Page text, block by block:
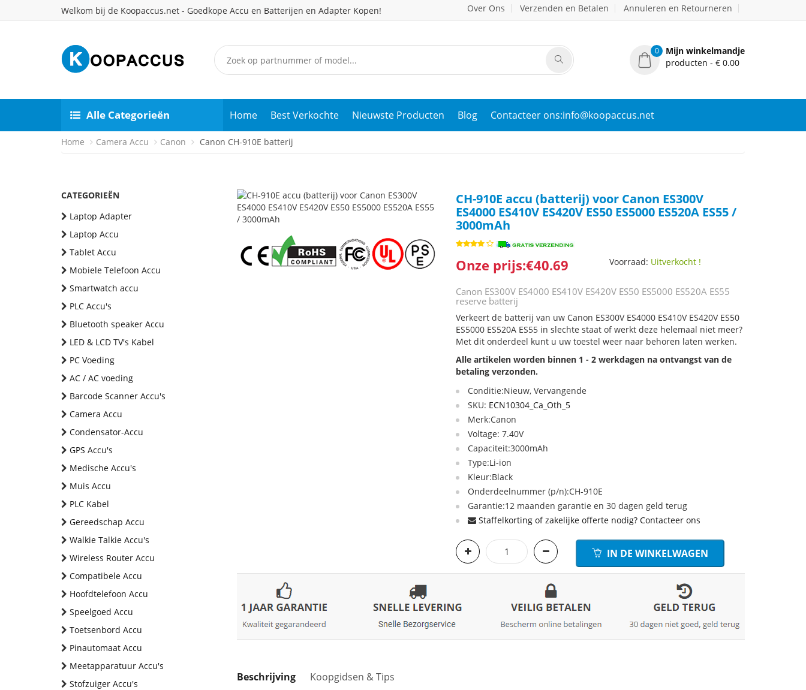
Welkom bij de Koopaccus.net - Goedkope Accu en Batterijen en Adapter Kopen! Over Ons Verzenden en Betalen Annuleren en Retourneren
0
Mijn winkelmandje
producten - € 0.00
Alle Categorieën Home Best Verkochte Nieuwste Producten Blog Contacteer ons:info@koopaccus.net
Home Camera Accu Canon Canon CH-910E batterij
CATEGORIEËN
Laptop Adapter
Laptop Accu
Tablet Accu
Mobiele Telefoon Accu
Smartwatch accu
PLC Accu's
Bluetooth speaker Accu
LED & LCD TV's Kabel
PC Voeding
AC / AC voeding
Barcode Scanner Accu's
Camera Accu
Condensator-Accu
GPS Accu's
Medische Accu's
Muis Accu
PLC Kabel
Gereedschap Accu
Walkie Talkie Accu's
Wireless Router Accu
Compatibele Accu
Hoofdtelefoon Accu
Speelgoed Accu
Toetsenbord Accu
Pinautomaat Accu
Meetapparatuur Accu's
Stofzuiger Accu's
CH-910E accu (batterij) voor Canon ES300V
ES4000 ES410V ES420V ES50 ES5000 ES520A ES55 /
3000mAh
Onze prijs:€40.69 Voorraad: Uitverkocht !
Canon ES300V ES4000 ES410V ES420V ES50 ES5000 ES520A ES55
reserve batterij
Verkeert de batterij van uw Canon ES300V ES4000 ES410V ES420V ES50
ES5000 ES520A ES55 in slechte staat of werkt deze helemaal niet meer?
Met dit onderdeel kunt u uw toestel weer naar behoren laten werken.
Alle artikelen worden binnen 1 - 2 werkdagen na ontvangst van de
betaling verzonden.
Conditie:Nieuw, Vervangende
SKU: ECN10304_Ca_Oth_5
Merk:Canon
Voltage: 7.40V
Capaciteit:3000mAh
Type:Li-ion
Kleur:Black
Onderdeelnummer (p/n):CH-910E
Garantie:12 maanden garantie en 30 dagen geld terug
Staffelkorting of zakelijke offerte nodig? Contacteer ons
IN DE WINKELWAGEN
Beschrijving Koopgidsen & Tips